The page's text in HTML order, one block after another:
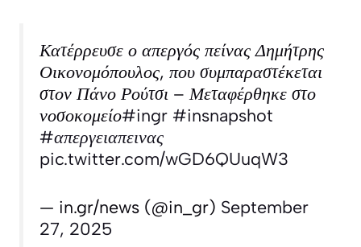
Κατέρρευσε ο απεργός πείνας Δημήτρης
Οικονομόπουλος, που συμπαραστέκεται
στον Πάνο Ρούτσι – Μεταφέρθηκε στο
νοσοκομείο#ingr #insnapshot
#απεργειαπεινας
pic.twitter.com/wGD6QUuqW3
— in.gr/news (@in_gr) September
27, 2025